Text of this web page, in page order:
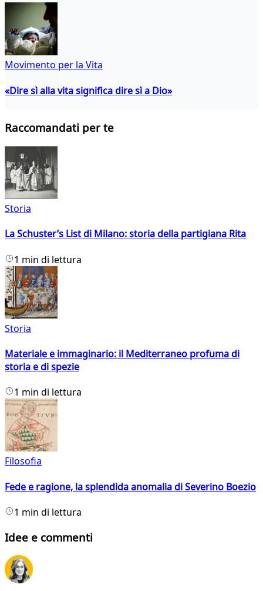
Movimento per la Vita
«Dire sì alla vita significa dire sì a Dio»
Raccomandati per te
Storia
La Schuster’s List di Milano: storia della partigiana Rita
1 min di lettura
Storia
Materiale e immaginario: il Mediterraneo profuma di
storia e di spezie
1 min di lettura
Filosofia
Fede e ragione, la splendida anomalia di Severino Boezio
1 min di lettura
Idee e commenti